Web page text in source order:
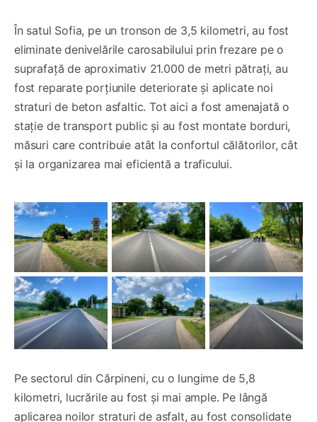
În satul Sofia, pe un tronson de 3,5 kilometri, au fost
eliminate denivelările carosabilului prin frezare pe o
suprafață de aproximativ 21.000 de metri pătrați, au
fost reparate porțiunile deteriorate și aplicate noi
straturi de beton asfaltic. Tot aici a fost amenajată o
stație de transport public și au fost montate borduri,
măsuri care contribuie atât la confortul călătorilor, cât
și la organizarea mai eficientă a traficului.
Pe sectorul din Cărpineni, cu o lungime de 5,8
kilometri, lucrările au fost și mai ample. Pe lângă
aplicarea noilor straturi de asfalt, au fost consolidate